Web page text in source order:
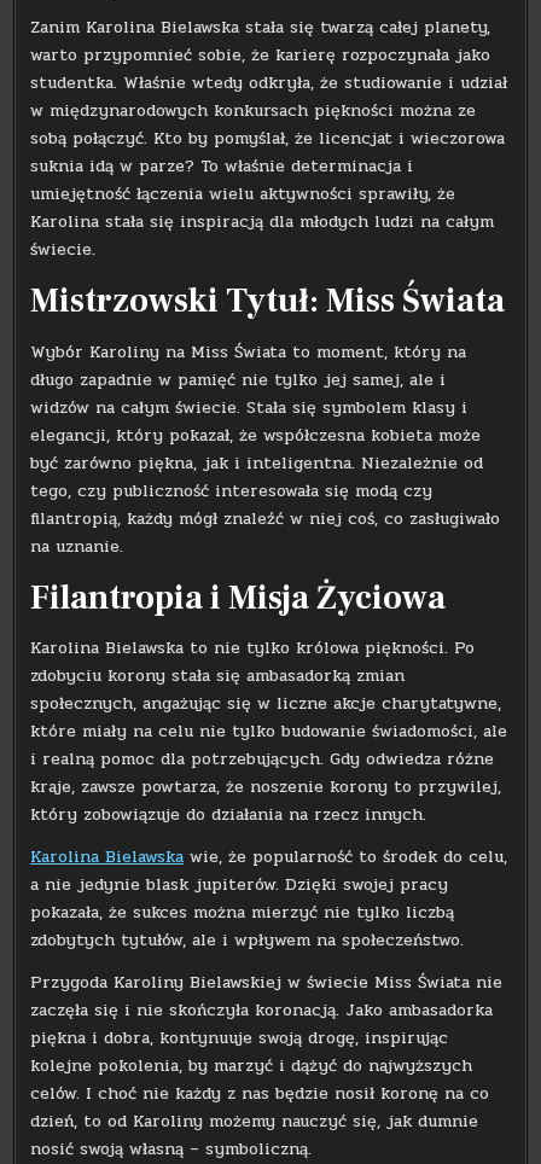
Zanim Karolina Bielawska stała się twarzą całej planety,
warto przypomnieć sobie, że karierę rozpoczynała jako
studentka. Właśnie wtedy odkryła, że studiowanie i udział
w międzynarodowych konkursach piękności można ze
sobą połączyć. Kto by pomyślał, że licencjat i wieczorowa
suknia idą w parze? To właśnie determinacja i
umiejętność łączenia wielu aktywności sprawiły, że
Karolina stała się inspiracją dla młodych ludzi na całym
świecie.
Mistrzowski Tytuł: Miss Świata
Wybór Karoliny na Miss Świata to moment, który na
długo zapadnie w pamięć nie tylko jej samej, ale i
widzów na całym świecie. Stała się symbolem klasy i
elegancji, który pokazał, że współczesna kobieta może
być zarówno piękna, jak i inteligentna. Niezależnie od
tego, czy publiczność interesowała się modą czy
filantropią, każdy mógł znaleźć w niej coś, co zasługiwało
na uznanie.
Filantropia i Misja Życiowa
Karolina Bielawska to nie tylko królowa piękności. Po
zdobyciu korony stała się ambasadorką zmian
społecznych, angażując się w liczne akcje charytatywne,
które miały na celu nie tylko budowanie świadomości, ale
i realną pomoc dla potrzebujących. Gdy odwiedza różne
kraje, zawsze powtarza, że noszenie korony to przywilej,
który zobowiązuje do działania na rzecz innych.
Karolina Bielawskawie, że popularność to środek do celu,
a nie jedynie blask jupiterów. Dzięki swojej pracy
pokazała, że sukces można mierzyć nie tylko liczbą
zdobytych tytułów, ale i wpływem na społeczeństwo.
Przygoda Karoliny Bielawskiej w świecie Miss Świata nie
zaczęła się i nie skończyła koronacją. Jako ambasadorka
piękna i dobra, kontynuuje swoją drogę, inspirując
kolejne pokolenia, by marzyć i dążyć do najwyższych
celów. I choć nie każdy z nas będzie nosił koronę na co
dzień, to od Karoliny możemy nauczyć się, jak dumnie
nosić swoją własną – symboliczną.